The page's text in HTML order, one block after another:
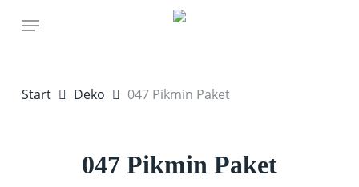
Menu
Start Deko 047 Pikmin Paket
047 Pikmin Paket